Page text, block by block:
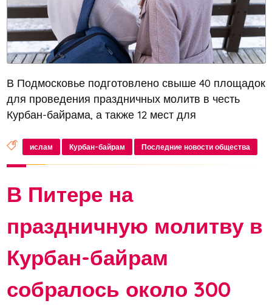
В Подмосковье подготовлено свыше 40 площадок
для проведения праздничных молитв в честь
Курбан-байрама, а также 12 мест для
Мусульманам настоятельно рекомендуется
проводить обряды только на этих специально
ислам Курбан-байрам Последние новости общества
В Питере на
праздничную молитву в
Курбан-байрам
собралось около 300